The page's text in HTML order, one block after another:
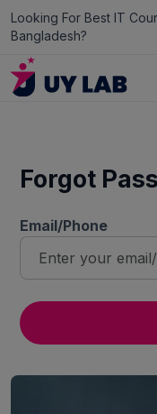
Looking For Best IT
Bangladesh?
Forgot
Email/Phone